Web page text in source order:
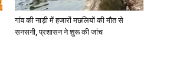
गांव की नाड़ी में हजारों मछलियों की मौत से
सनसनी, प्रशासन ने शुरू की जांच